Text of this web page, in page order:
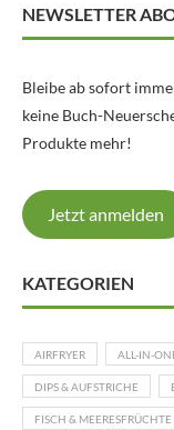
NEWSLETTER
Bleibe ab sofort
keine Buch-
Produkte mehr!
Jetzt anmelden
KATEGORIEN
AIRFRYER ALL-IN-
DIPS & AUFSTRICHE
FISCH & MEERESFRÜCHTE